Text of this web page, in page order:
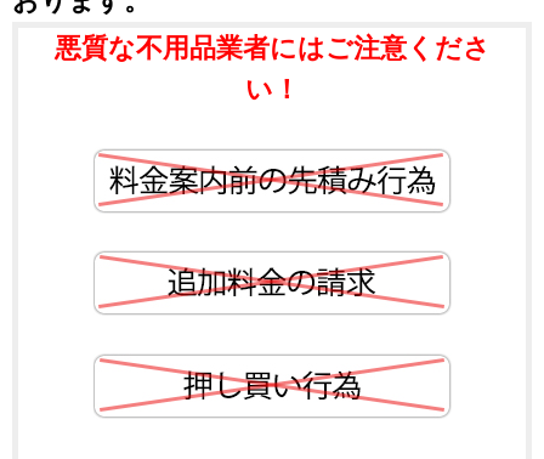
悪質な不用品業者にはご注意くださ
い！